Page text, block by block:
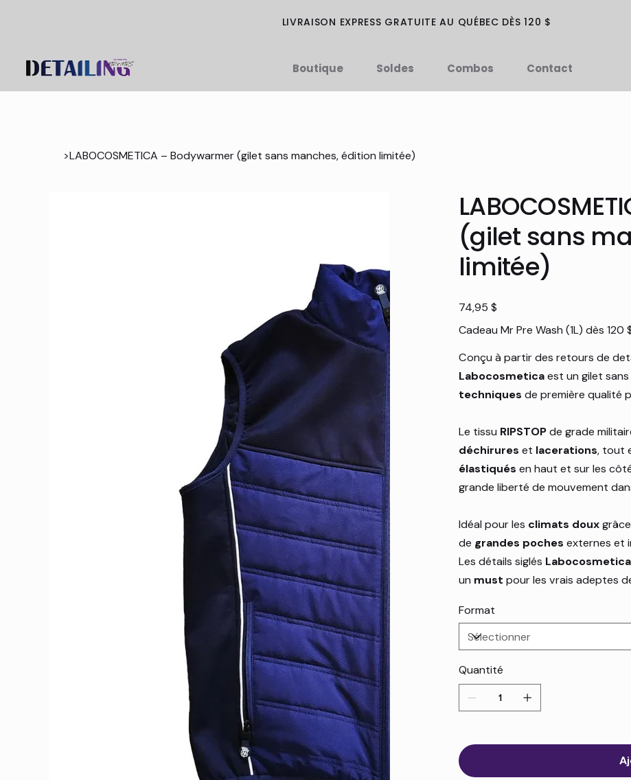
Boutique Soldes Combos Contact
LIVRAISON EXPRESS GRATUITE AU QUÉBEC DÈS 120 $
>LABOCOSMETICA – Bodywarmer (gilet sans manches, édition limitée)
(gilet sans
limitée)
Prix
74,95 $
Cadeau Mr Pre Wash (1L) dès 120
Conçu à partir des retours de
Labocosmeticaest un gilet
techniques de première qualité
Le tissu RIPSTOPde grade
déchirures et lacerations, tout
élastiqués en haut et sur les
grande liberté de mouvement
Idéal pour les climats doux
de grandes poches externes et
Les détails siglés Labocosmetica
un must pour les vrais adeptes
Format
Quantité